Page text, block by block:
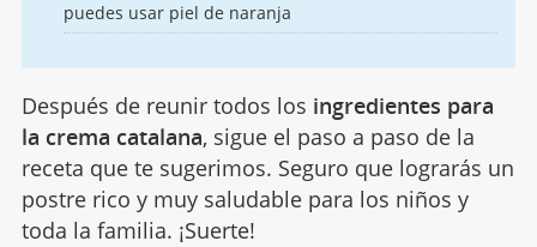
puedes usar piel de naranja
Después de reunir todos los ingredientes para
la crema catalana, sigue el paso a paso de la
receta que te sugerimos. Seguro que lograrás un
postre rico y muy saludable para los niños y
toda la familia. ¡Suerte!